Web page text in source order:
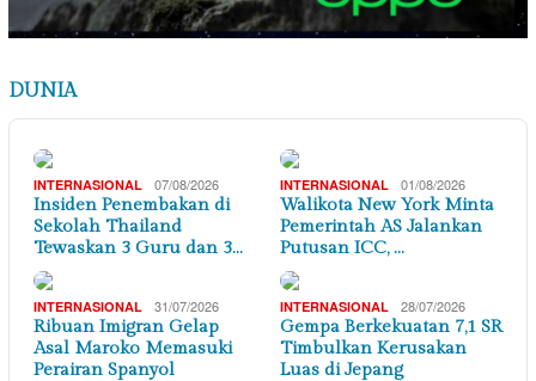
DUNIA
INTERNASIONAL 07/08/2026
Insiden Penembakan di
Sekolah Thailand
Tewaskan 3 Guru dan 3…
INTERNASIONAL 01/08/2026
Walikota New York Minta
Pemerintah AS Jalankan
Putusan ICC, …
INTERNASIONAL 31/07/2026
Ribuan Imigran Gelap
Asal Maroko Memasuki
Perairan Spanyol
INTERNASIONAL 28/07/2026
Gempa Berkekuatan 7,1 SR
Timbulkan Kerusakan
Luas di Jepang